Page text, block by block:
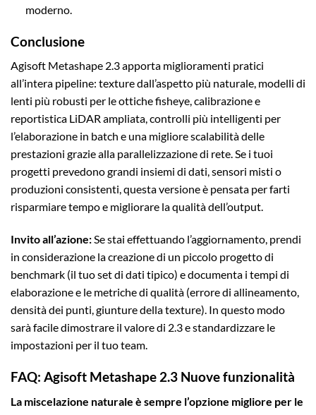
moderno.
Conclusione
Agisoft Metashape 2.3 apporta miglioramenti pratici
all’intera pipeline: texture dall’aspetto più naturale, modelli di
lenti più robusti per le ottiche fisheye, calibrazione e
reportistica LiDAR ampliata, controlli più intelligenti per
l’elaborazione in batch e una migliore scalabilità delle
prestazioni grazie alla parallelizzazione di rete. Se i tuoi
progetti prevedono grandi insiemi di dati, sensori misti o
produzioni consistenti, questa versione è pensata per farti
risparmiare tempo e migliorare la qualità dell’output.
Invito all’azione:Se stai effettuando l’aggiornamento, prendi
in considerazione la creazione di un piccolo progetto di
benchmark (il tuo set di dati tipico) e documenta i tempi di
elaborazione e le metriche di qualità (errore di allineamento,
densità dei punti, giunture della texture). In questo modo
sarà facile dimostrare il valore di 2.3 e standardizzare le
impostazioni per il tuo team.
FAQ: Agisoft Metashape 2.3 Nuove funzionalità
La miscelazione naturale è sempre l’opzione migliore per le